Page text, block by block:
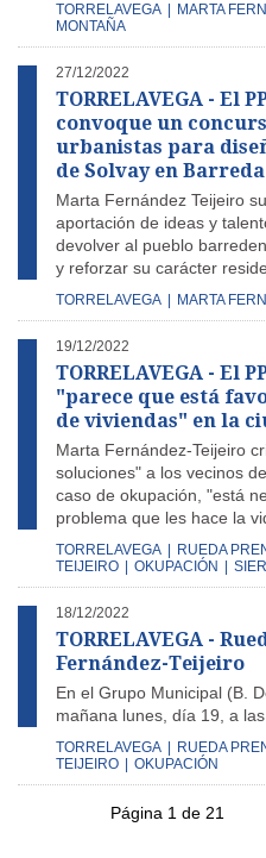
TORRELAVEGA MARTA
MONTAÑA
27/12/2022
TORRELAVEGA - El
convoque un
urbanistas para
de Solvay en Barreda
Marta Fernández Teijeiro
aportación de ideas y
devolver al pueblo
y reforzar su carácter
TORRELAVEGA MARTA
19/12/2022
TORRELAVEGA - El
"parece que está
de viviendas" en la
Marta Fernández-Teijeiro
soluciones" a los vecinos
caso de okupación, "está
problema que les hace la
TORRELAVEGA RUEDA
TEIJEIRO
OKUPACIÓN
18/12/2022
TORRELAVEGA -
Fernández-Teijeiro
En el Grupo Municipal (B.
mañana lunes, día 19, a
TORRELAVEGA RUEDA
TEIJEIRO
OKUPACIÓN
Página 1 de 21